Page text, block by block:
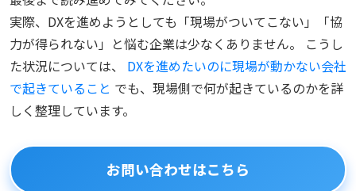
実際、DXを進めようとしても「現場がついてこない」「協
力が得られない」と悩む企業は少なくありません。 こうし
た状況については、 DXを進めたいのに現場が動かない会社
で起きていること でも、現場側で何が起きているのかを詳
しく整理しています。
お問い合わせはこちら